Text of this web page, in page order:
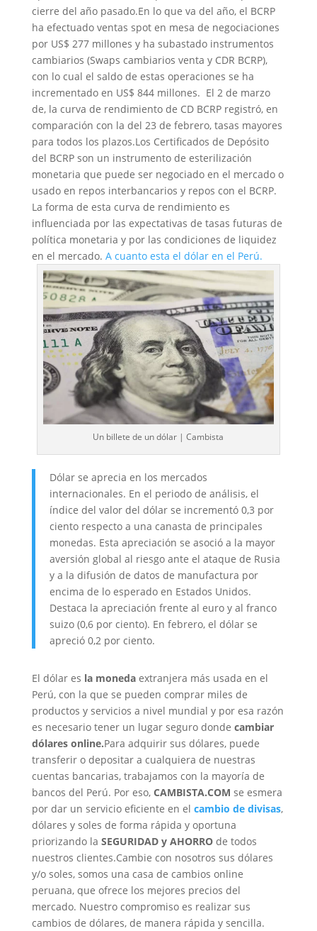
cierre del año pasado.En lo que va del año, el BCRP
ha efectuado ventas spot en mesa de negociaciones
por US$ 277 millones y ha subastado instrumentos
cambiarios (Swaps cambiarios venta y CDR BCRP),
con lo cual el saldo de estas operaciones se ha
incrementado en US$ 844 millones. El 2 de marzo
de, la curva de rendimiento de CD BCRP registró, en
comparación con la del 23 de febrero, tasas mayores
para todos los plazos.Los Certificados de Depósito
del BCRP son un instrumento de esterilización
monetaria que puede ser negociado en el mercado o
usado en repos interbancarios y repos con el BCRP.
La forma de esta curva de rendimiento es
influenciada por las expectativas de tasas futuras de
política monetaria y por las condiciones de liquidez
en el mercado. A cuanto esta el dólar en el Perú.
Un billete de un dólar | Cambista
Dólar se aprecia en los mercados
internacionales. En el periodo de análisis, el
índice del valor del dólar se incrementó 0,3 por
ciento respecto a una canasta de principales
monedas. Esta apreciación se asoció a la mayor
aversión global al riesgo ante el ataque de Rusia
y a la difusión de datos de manufactura por
encima de lo esperado en Estados Unidos.
Destaca la apreciación frente al euro y al franco
suizo (0,6 por ciento). En febrero, el dólar se
apreció 0,2 por ciento.
El dólar es la monedaextranjera más usada en el
Perú, con la que se pueden comprar miles de
productos y servicios a nivel mundial y por esa razón
es necesario tener un lugar seguro donde cambiar
dólares online.Para adquirir sus dólares, puede
transferir o depositar a cualquiera de nuestras
cuentas bancarias, trabajamos con la mayoría de
bancos del Perú. Por eso, CAMBISTA.COM se esmera
por dar un servicio eficiente en el cambio de divisas,
dólares y soles de forma rápida y oportuna
priorizando la SEGURIDAD y AHORROde todos
nuestros clientes.Cambie con nosotros sus dólares
y/o soles, somos una casa de cambios online
peruana, que ofrece los mejores precios del
mercado. Nuestro compromiso es realizar sus
cambios de dólares, de manera rápida y sencilla.